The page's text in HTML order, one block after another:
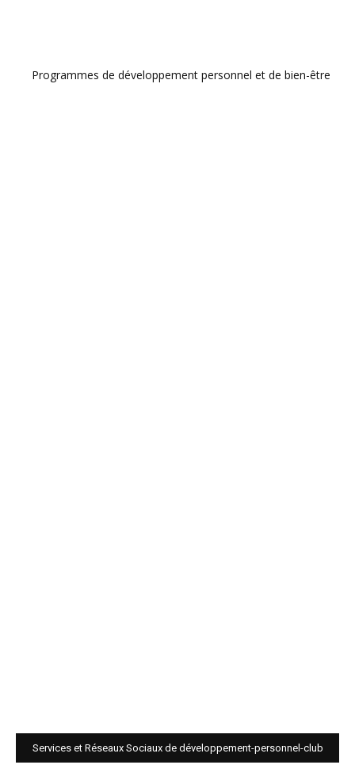
Programmes de développement personnel et de bien-être
Services et Réseaux Sociaux de développement-personnel-club